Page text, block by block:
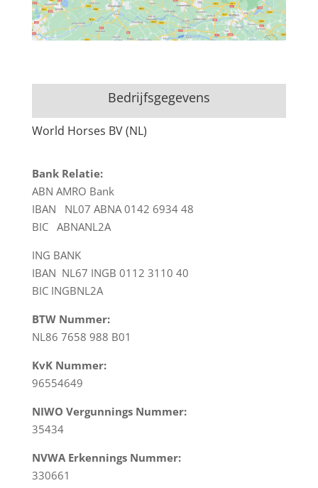
Bedrijfsgegevens
World Horses BV (NL)
Bank Relatie:
ABN AMRO Bank
IBAN NL07 ABNA 0142 6934 48
BIC ABNANL2A
ING BANK
IBAN NL67 INGB 0112 3110 40
BIC INGBNL2A
BTW Nummer:
NL86 7658 988 B01
KvK Nummer:
96554649
NIWO Vergunnings Nummer:
35434
NVWA Erkennings Nummer:
330661